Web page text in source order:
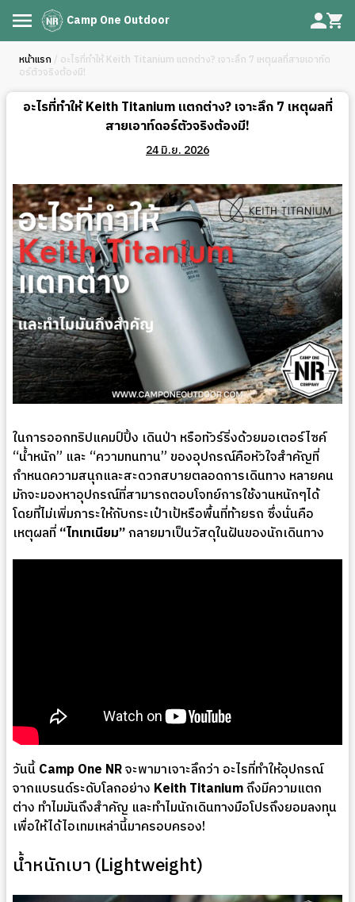
Camp One Outdoor
หน้าแรก / อะไรที่ทำให้ Keith Titanium แตกต่าง? เจาะลึก 7 เหตุผลที่สายเอาท์ด
อร์ตัวจริงต้องมี!
อะไรที่ทำให้ Keith Titanium แตกต่าง? เจาะลึก 7 เหตุผลที่
สายเอาท์ดอร์ตัวจริงต้องมี!
24 มิ.ย. 2026
ในการออกทริปแคมป์ปิ้ง เดินป่า หรือทัวร์ริ่งด้วยมอเตอร์ไซค์
“น้ำหนัก” และ “ความทนทาน” ของอุปกรณ์คือหัวใจสำคัญที่
กำหนดความสนุกและสะดวกสบายตลอดการเดินทาง หลายคน
มักจะมองหาอุปกรณ์ที่สามารถตอบโจทย์การใช้งานหนักๆได้
โดยที่ไม่เพิ่มภาระให้กับกระเป๋าเป้หรือพื้นที่ท้ายรถ ซึ่งนั่นคือ
เหตุผลที่“ไทเทเนียม”กลายมาเป็นวัสดุในฝันของนักเดินทาง
วันนี้Camp One NRจะพามาเจาะลึกว่า อะไรที่ทำให้อุปกรณ์
จากแบรนด์ระดับโลกอย่าง Keith Titaniumถึงมีความแตก
ต่าง ทำไมมันถึงสำคัญ และทำไมนักเดินทางมือโปรถึงยอมลงทุน
เพื่อให้ได้ไอเทมเหล่านี้มาครอบครอง!
น้ำหนักเบา (Lightweight)